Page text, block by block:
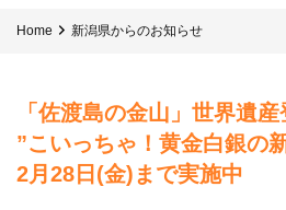
Home 新潟県からのお知らせ
「佐渡島の金山」世界遺
”こいっちゃ！黄金白銀の
2月28日(金)まで実施中